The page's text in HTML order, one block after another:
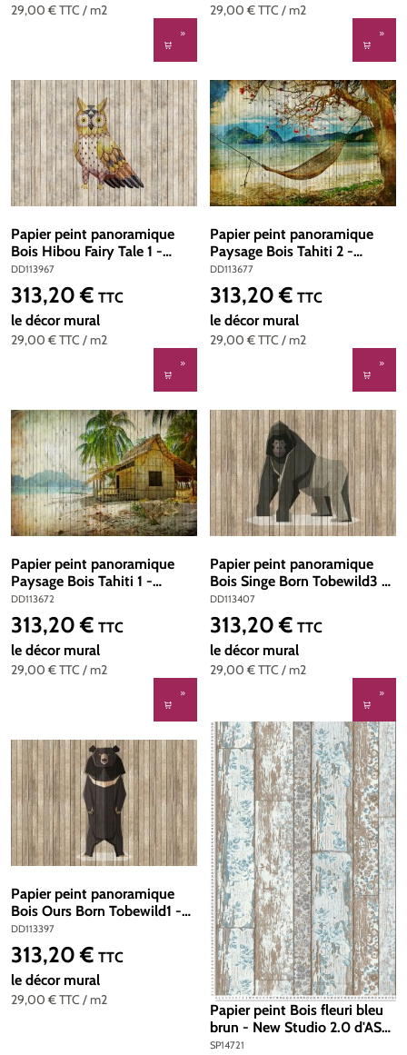
29,00 €TTC / m2 29,00 €TTC / m2
Papier peint panoramique
Bois Hibou Fairy Tale 1 -
Référence DD113967 - Intissé
200g/m2 - Standard 400 x
270
DD113967
29,00 €TTC / m2
Prix régulier :
313,20 € TTC
le décor mural
Papier peint panoramique
Paysage Bois Tahiti 2 -
Référence DD113677 - Intissé
200g/m2 - Standard 400 x
270
DD113677
29,00 €TTC / m2
Prix régulier :
313,20 € TTC
le décor mural
Papier peint panoramique
Paysage Bois Tahiti 1 -
Référence DD113672 - Intissé
200g/m2 - Standard 400 x
270
DD113672
29,00 €TTC / m2
Prix régulier :
313,20 € TTC
le décor mural
Papier peint panoramique
Bois Singe Born Tobewild3 -
Référence DD113407 -
Intissé 200g/m2 - Standard
400 x 270
DD113407
29,00 €TTC / m2
Prix régulier :
313,20 € TTC
le décor mural
Papier peint panoramique
Bois Ours Born Tobewild1 -
Référence DD113397 - Intissé
200g/m2 - Standard 400 x
270
DD113397
29,00 €TTC / m2
Prix régulier :
313,20 € TTC
le décor mural
Papier peint Bois fleuri bleu
brun - New Studio 2.0 d'AS
Création | Réf. SP14721
SP14721